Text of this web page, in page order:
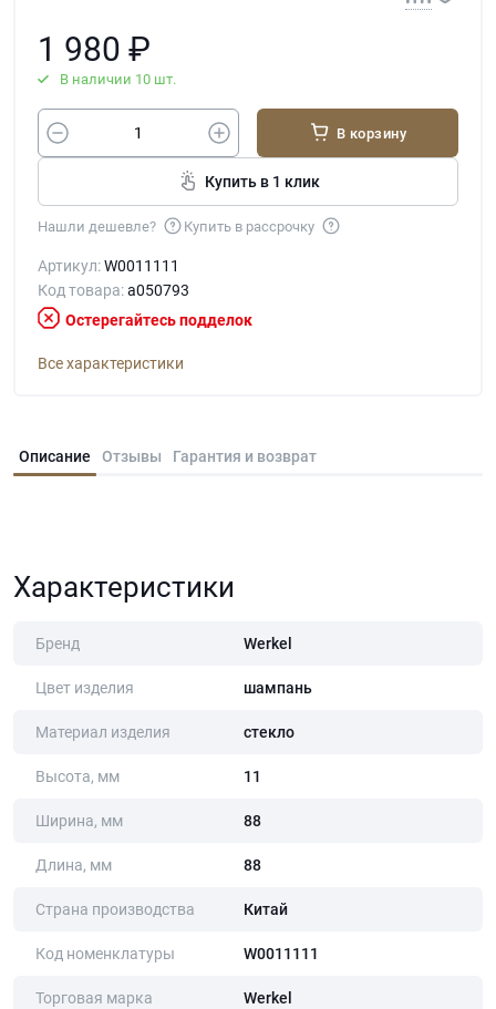
1 980 ₽
В наличии 10 шт.
В корзину
Купить в 1 клик
Нашли дешевле? Купить в рассрочку
Артикул:W0011111
Код товара:a050793
Остерегайтесь подделок
Все характеристики
Описание Отзывы Гарантия и возврат
Характеристики
Бренд Werkel
Цвет изделия шампань
Материал изделия стекло
Высота, мм 11
Ширина, мм 88
Длина, мм 88
Страна производства Китай
Код номенклатуры W0011111
Торговая марка Werkel